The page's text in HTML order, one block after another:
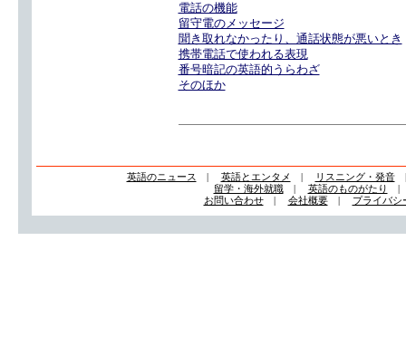
電話の機能
留守電のメッセージ
聞き取れなかったり、通話状態が悪いとき
携帯電話で使われる表現
番号暗記の英語的うらわざ
そのほか
英語のニュース | 英語とエンタメ | リスニング・発音
留学・海外就職| 英語のものがたり
お問い合わせ| 会社概要| プライバシ